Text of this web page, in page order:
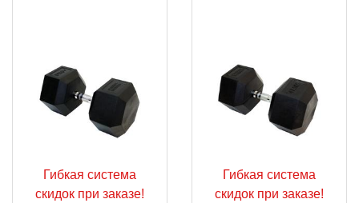
Гибкая система
скидок при заказе!
Гибкая система
скидок при заказе!